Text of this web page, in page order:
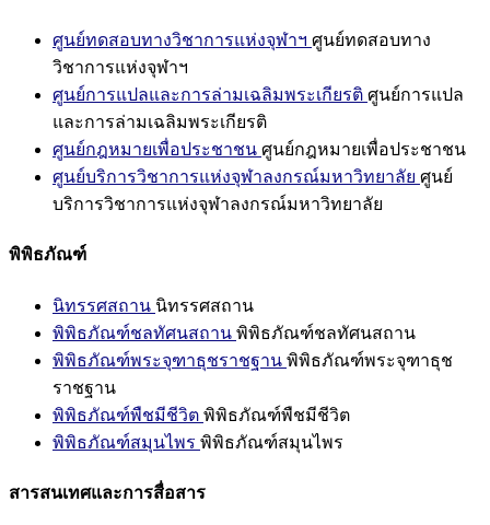
ศูนย์ทดสอบทางวิชาการแห่งจุฬาฯ ศูนย์ทดสอบทาง
วิชาการแห่งจุฬาฯ
ศูนย์การแปลและการล่ามเฉลิมพระเกียรติ ศูนย์การแปล
และการล่ามเฉลิมพระเกียรติ
ศูนย์กฎหมายเพื่อประชาชน ศูนย์กฎหมายเพื่อประชาชน
ศูนย์บริการวิชาการแห่งจุฬาลงกรณ์มหาวิทยาลัย ศูนย์
บริการวิชาการแห่งจุฬาลงกรณ์มหาวิทยาลัย
พิพิธภัณฑ์
นิทรรศสถาน นิทรรศสถาน
พิพิธภัณฑ์ชลทัศนสถาน พิพิธภัณฑ์ชลทัศนสถาน
พิพิธภัณฑ์พระจุฑาธุชราชฐาน พิพิธภัณฑ์พระจุฑาธุช
ราชฐาน
พิพิธภัณฑ์พืชมีชีวิต พิพิธภัณฑ์พืชมีชีวิต
พิพิธภัณฑ์สมุนไพร พิพิธภัณฑ์สมุนไพร
สารสนเทศและการสื่อสาร